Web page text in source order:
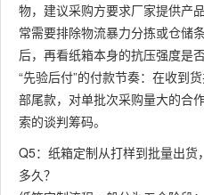
物，建议采购方要求厂家提供产
常需要排除物流暴力分拣或仓储
后，再看纸箱本身的抗压强度是
“先验后付”的付款节奏：在收到
部尾款，对单批次采购量大的合
索的谈判筹码。
Q5：纸箱定制从打样到批量出
多久？